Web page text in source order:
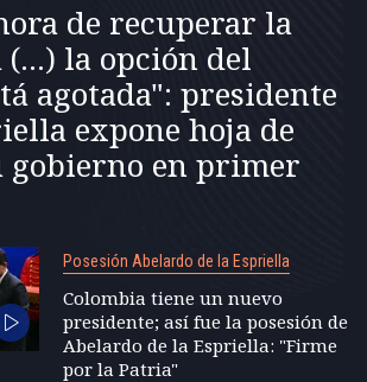
de recuperar la
la opción del
agotada": presidente
expone hoja de
gobierno en primer
Posesión Abelardo de la Espriella
Colombia tiene un nuevo
presidente; así fue la posesión de
Abelardo de la Espriella: "Firme
por la Patria"